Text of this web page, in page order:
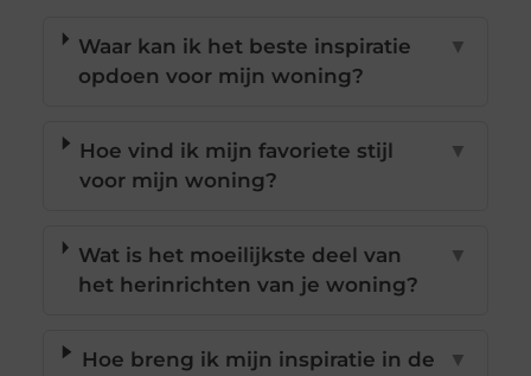
Waar kan ik het beste inspiratie
opdoen voor mijn woning?
▼
Hoe vind ik mijn favoriete stijl
voor mijn woning?
▼
Wat is het moeilijkste deel van
het herinrichten van je woning?
▼
Hoe breng ik mijn inspiratie in de
▼